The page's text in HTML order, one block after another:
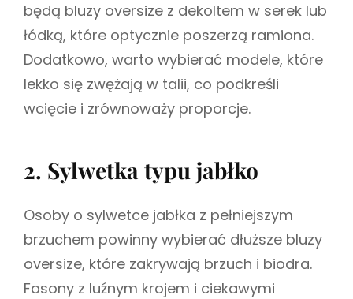
będą bluzy oversize z dekoltem w serek lub
łódką, które optycznie poszerzą ramiona.
Dodatkowo, warto wybierać modele, które
lekko się zwężają w talii, co podkreśli
wcięcie i zrównoważy proporcje.
2. Sylwetka typu jabłko
Osoby o sylwetce jabłka z pełniejszym
brzuchem powinny wybierać dłuższe bluzy
oversize, które zakrywają brzuch i biodra.
Fasony z luźnym krojem i ciekawymi